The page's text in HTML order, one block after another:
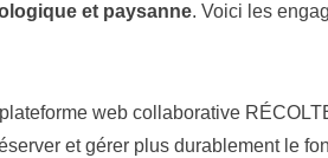
et paysanne. Voici les
web collaborative
et gérer plus durablement le